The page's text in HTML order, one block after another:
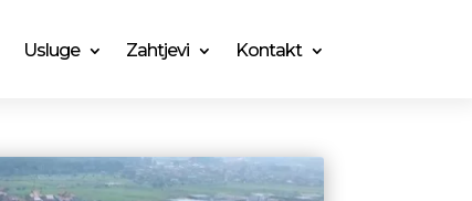
Usluge Zahtjevi Kontakt